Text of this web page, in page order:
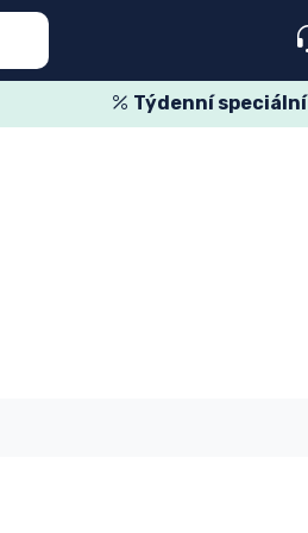
Týdenní